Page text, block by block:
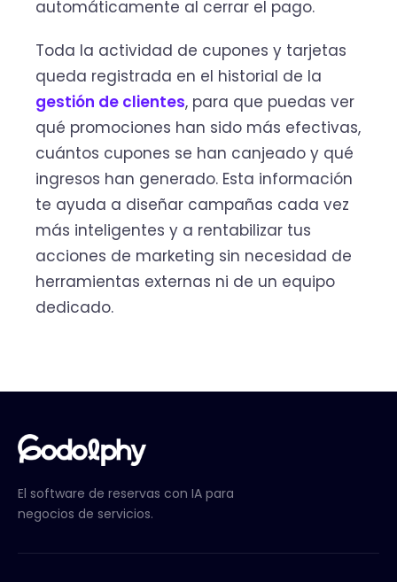
automáticamente al cerrar el pago.
Toda la actividad de cupones y tarjetas
queda registrada en el historial de la
gestión de clientes, para que puedas ver
qué promociones han sido más efectivas,
cuántos cupones se han canjeado y qué
ingresos han generado. Esta información
te ayuda a diseñar campañas cada vez
más inteligentes y a rentabilizar tus
acciones de marketing sin necesidad de
herramientas externas ni de un equipo
dedicado.
El software de reservas con IA para
negocios de servicios.